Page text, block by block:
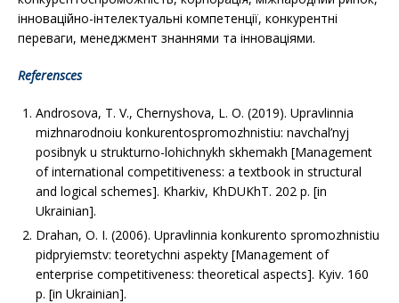
інноваційно-інтелектуальні компетенції, конкурентні
переваги, менеджмент знаннями та інноваціями.
Referensces
Androsova, T. V., Chernyshova, L. O. (2019). Upravlinnia
mizhnarodnoiu konkurentospromozhnistiu: navchal’nyj
posibnyk u strukturno-lohichnykh skhemakh [Management
of international competitiveness: a textbook in structural
and logical schemes]. Kharkiv, KhDUKhT. 202 p. [in
Ukrainian].
Drahan, O. I. (2006). Upravlinnia konkurento spromozhnistiu
pidpryiemstv: teoretychni aspekty [Management of
enterprise competitiveness: theoretical aspects]. Kyiv. 160
p. [in Ukrainian].